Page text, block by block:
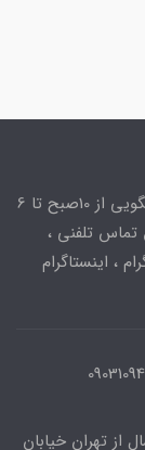
ساعت پاسخگویی از 10صبح تا 6
تلفنی ،
، اینستاگرام
از تهران خیابان